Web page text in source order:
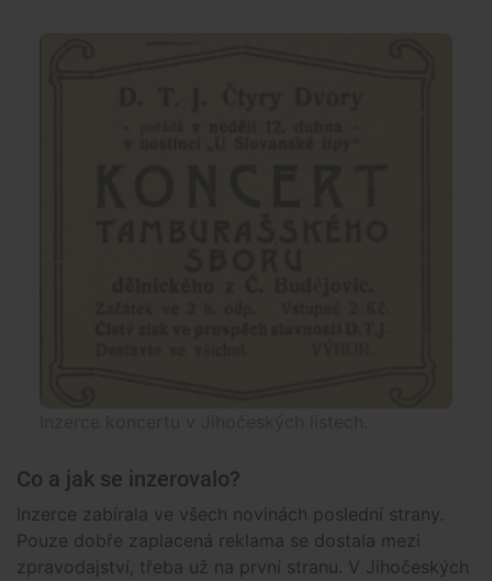
Co a jak se inzerovalo?
Inzerce zabírala ve všech novinách poslední strany.
Pouze dobře zaplacená reklama se dostala mezi
zpravodajství, třeba už na první stranu. V Jihočeských